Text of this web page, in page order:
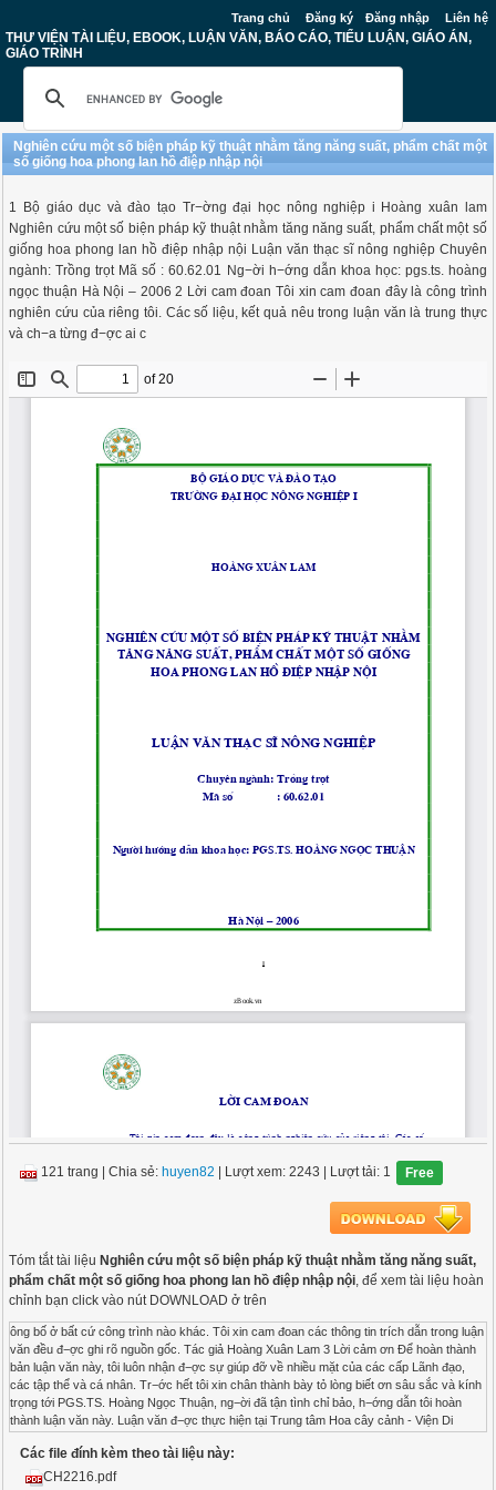
Trang chủ Đăng ký Đăng nhập Liên hệ
THƯ VIỆN TÀI LIỆU, EBOOK, LUẬN VĂN, BÁO CÁO, TIỂU LUẬN, GIÁO ÁN,
GIÁO TRÌNH
Nghiên cứu một số biện pháp kỹ thuật nhằm tăng năng suất, phẩm chất một
số giống hoa phong lan hồ điệp nhập nội
1 Bộ giáo dục và đào tạo Tr−ờng đại học nông nghiệp i Hoàng xuân lam
Nghiên cứu một số biện pháp kỹ thuật nhằm tăng năng suất, phẩm chất một số
giống hoa phong lan hồ điệp nhập nội Luận văn thạc sĩ nông nghiệp Chuyên
ngành: Trồng trọt Mã số : 60.62.01 Ng−ời h−ớng dẫn khoa học: pgs.ts. hoàng
ngọc thuận Hà Nội – 2006 2 Lời cam đoan Tôi xin cam đoan đây là công trình
nghiên cứu của riêng tôi. Các số liệu, kết quả nêu trong luận văn là trung thực
và ch−a từng đ−ợc ai c
121 trang |Chia sẻ: huyen82 | Lượt xem: 2243 | Lượt tải: 1 Free
Tóm tắt tài liệu Nghiên cứu một số biện pháp kỹ thuật nhằm tăng năng suất,
phẩm chất một số giống hoa phong lan hồ điệp nhập nội, để xem tài liệu hoàn
chỉnh bạn click vào nút DOWNLOAD ở trên
ông bố ở bất cứ công trình nào khác. Tôi xin cam đoan các thông tin trích dẫn trong luận văn đều đ−ợc ghi rõ nguồn gốc. Tác giả Hoàng Xuân Lam 3 Lời cảm ơn Để hoàn thành bản luận văn này, tôi luôn nhận đ−ợc sự giúp đỡ về nhiều mặt của các cấp Lãnh đạo, các tập thể và cá nhân. Tr−ớc hết tôi xin chân thành bày tỏ lòng biết ơn sâu sắc và kính trọng tới PGS.TS. Hoàng Ngọc Thuận, ng−ời đã tận tình chỉ bảo, h−ớng dẫn tôi hoàn thành luận văn này. Luận văn đ−ợc thực hiện tại Trung tâm Hoa cây cảnh - Viện Di truyền Nông nghiệp Việt Nam. Tại đây tôi đã nhận đ−ợc sự giúp đỡ của Ban lãnh đạo Viện Di truyền Nông nghiệp, Lãnh đạo và các cán bộ Trung tâm Hoa cây cảnh trong suốt quá trình học tập cũng nh− tiến trình thực hiện đề tài nghiên cứu. Tôi xin chân thành cảm ơn những sự giúp đỡ quý báu đó. Tôi xin gửi lời cảm ơn Lãnh đạo Tr−ờng Đại học Nông nghiệp I Hà Nội, Ban chủ nhiệm khoa Nông học, khoa sau Đại học, các Thầy Cô giáo trong bộ môn Rau - Hoa - Quả, khoa Nông học đã tạo mọi điều kiện và giúp đỡ tôi về kiến thức và chuyên môn trong suốt 2 năm học tập và làm luận văn. Cuối cùng tôi xin gửi lời cảm ơn chân thành và sâu sắc tới Gia đình, ng−ời thân và toàn thể bạn bè, đồng nghiệp đã cổ vũ, động viên, giúp đỡ tôi trong suốt quá trình học tập và nghiên cứu. Một lần nữa, tôi xin chân trọng cảm ơn! Hà Nội, tháng 8 năm 2006 Tác giả Hoàng Xuân Lam 4 Các chữ viết tắt trong luận văn Ph. C.cao CT CTTN ĐB ĐC ĐK TB Gr. ĐHNN I DTNN T.T TCN NN & PTNT Phalaenopsis Chiều cao Công thức Công thức thí nghiệm Độ bền Đối chứng Đ−ờng kính Trung bình Growmore Đại học Nông nghiệp I Di truyền Nông nghiệp Trung tâm Tr−ớc công nguyên Nông nghiệp và Phát triển Nông thôn 5 Danh mục bảng biểu Bảng 4.1. ảnh h−ởng của giá thể đến sinh tr−ởng của hoa phong lan Hồ điệp giai đoạn sau ống nghiệm.................................................. 48 Bảng 4.2: ảnh h−ởng của giá thể đến tốc độ tăng tr−ởng lá phong lan Hồ điệp giai đoạn sau ống nghiệm.................................................. 50 Bảng 4.3: ảnh h−ởng của phân bón lá đến tỷ lệ sống và tỷ lệ cây xuất v−ờn của cây con sau ống nghiệm........................................... 52 Bảng 4.4: ảnh h−ởng của phân bón lá đến sinh tr−ởng lá và rễ cây phong lan Hồ điệp sau ống nghiệm................................................. 54 Bảng 4.5. Đặc điểm sinh tr−ởng phát triển của hoa phong lan Hồ điệp nhập nội ở các nền giá thể khác nhau ............................................. 57 Bảng 4.6: ảnh h−ởng của giá thể đến tỷ lệ cây ra hoa và chất l−ợng hoa phong lan Hồ điệp .................................................................... 59 Bảng 4.7. ảnh h−ởng của nồng độ Pomior đến sự tăng tr−ởng lá của hoa phong lan Hồ điệp nhập nội ............................................... 61 Bảng 4.8. ảnh h−ởng của nồng độ Pomior đến tỷ lệ nở hoa và chất l−ợng hoa phong lan Hồ điệp nhập nội.................................... 65 Bảng 4.9: ảnh h−ởng của tỷ lệ phân bón lá Growmore đến khả năng phân hoá mầm hoa phong lan Hồ điệp............................................ 67 Bảng 4.10: ảnh h−ởng của tỷ lệ phân bón lá Growmore đến chất l−ợng hoa phong lan Hồ điệp .................................................................... 69 Bảng 4.11. ảnh h−ởng của loại phân bón lá đến khả năng sinh tr−ởng phát triển của hoa phong lan Hồ điệp nhập nội............................... 72 Bảng 4.12. ảnh h−ởng của loại phân bón đến tỷ lệ nở hoa và chất l−ợng hoa phong lan Hồ điệp nhập nội ..................................................... 74 Bảng 4.13: ảnh h−ởng của dung dịch cắm hoa đến chất l−ợng và độ bền hoa cắt.... 77 Bảng 4.14: Hiệu quả kinh tế của việc sử dụng các loại phân bón lá 6 cho hoa phong lan Hồ điệp.............................................................. 78 Danh mục đồ thị, biểu đồ Đồ thị 4.1a: Động thái tăng tr−ởng chiều dài lá.............................................. 51 Đồ thị 4.1b: Động thái tăng tr−ởng chiều rộng lá ........................................... 52 Đồ thị 4.2a: Tốc độ tăng tr−ởng chiều dài lá................................................... 55 Đồ thị 4.2b: Tốc độ tăng tr−ởng chiều rộng lá ................................................ 55 Biểu đồ 4.1: ảnh h−ởng của giá thể đến chiều cao cây .................................. 58 Đồ thị 4.3a: Động thái tăng tr−ởng chiều dài lá.............................................. 63 Đồ thị 4.3b: Động thái tăng tr−ởng chiều rộng lá ........................................... 64 Biểu đồ 4.2: ảnh h−ởng của nồng độ Pomior đến khả năng ra nụ và nở hoa của hoa phong lan Hồ điệp ..................................................... 66 Biểu đồ 4.3: ảnh h−ởng của tỷ lệ phân bón lá Growmore đến khả năng ra nụ và nở hoa của hoa phong lan Hồ điệp .................................. 68 Biểu đồ 4.4: ảnh h−ởng của tỷ lệ phân bón lá Growmore đến chiều cao cành hoa phong lan Hồ điệp ................................................... 70 Biểu đồ 4.5: ảnh h−ởng của loại phân bón lá đến sinh tr−ởng của hoa phong lan Hồ điệp .................................................................. 73 Biểu đồ 4.6: ảnh h−ởng của loại phân bón lá đến khả năng ra nụ và nở hoa của hoa phong lan Hồ điệp ..................................................... 75 Biểu đồ 4.7: ảnh h−ởng của dung dịch cắm hoa đến độ bền hoa cắt của hoa phong lan Hồ điệp............................................................ 78 7 Mục lục Lời cam đoan...................................................................................................... i Lời cảm ơn......................................................................................................... ii Danh mục chữ viết tắt.......................................................................................iii Danh mục bảng biểu......................................................................................... iv Danh mục đồ thị, biểu đồ .................................................................................. v Mục lục............................................................................................................. vi Phần I: Mở đầu ............................................................................................... 9 1.1. Đặt vấn đề................................................................................................ 9 1.2. Mục đích, yêu cầu của đề tài ................................................................. 11 1.2.1. Mục đích................................................................................................ 11 1.2.2. Yêu cầu.................................................................................................. 11 1.3. ý nghĩa khoa học và thực tiễn............................................................... 11 Phần II: Tổng quan tài liệu ................................................................. 12 2.1. Nguồn gốc, vị trí phân loại, giá trị kinh tế và sử dụng của cây hoa lan 12 2.2. Đặc điểm thực vật học........................................................................... 14 2.3. Yêu cầu ngoại cảnh ............................................................................... 17 2.4. Tình hình sản xuất và phát triển hoa lan trên thế giới và ở Việt Nam .. 24 2.5. Tình hình nghiên cứu cây hoa lan trên thế giới và ở Việt Nam................ 29 Phần 3: vật liệu, nội dung và ph−ơng pháp nghiên cứu ........ 41 3.1. Vật liệu nghiên cứu ............................................................................... 41 3.2. Nội dung nghiên cứu ............................................................................. 43 3.3. Ph−ơng pháp nghiên cứu ....................................................................... 45 3.4. Các chỉ tiêu theo dõi.............................................................................. 46 3.5. Xử lý số liệu .......................................................................................... 46 Phần IV: Kết quả nghiên cứu và thảo luận ................................ 47 4.1. Đánh giá tỷ lệ sống, khả năng sinh tr−ởng của giống hoa phong lan Hồ điệp giai đoạn sau ống nghiệm ....................................... 47 8 4.1.1. ảnh h−ởng của giá thể đến tỷ lệ sống của cây con sau ống nghiệm..... 47 4.1.2. ảnh h−ởng của giá thể đến tốc độ tăng tr−ởng lá lan Hồ điệp con giai đoạn sau ống nghiệm............................................................... 49 4.1.3. ảnh h−ởng của phân bón lá đến tỷ lệ sống và tỷ lệ xuất v−ờn của cây lan con sau ống nghiệm............................................................ 52 4.2. Nghiên cứu một số biện pháp kỹ thuật nhằm nâng cao năng suất, chất l−ợng hoa phong lan Hồ điệp nhập nội.......................................... 56 4.2.1. ảnh h−ởng của giá thể đến khả năng sinh tr−ởng, phát triển của hoa phong lan Hồ điệp nhập nội ..................................................... 56 4.2.2. ảnh h−ởng của phân bón lá đến sinh tr−ởng, phát triển của hoa phong lan Hồ điệp.................................................................... 61 4.3. Hiệu quả kinh tế của việc sử dụng các loại phân bón lá trong sản xuất hoa phong lan Hồ điệp................................................... 78 Phần V: Kết luận và đề nghị ............................................................... 81 5.1. Kết luận ................................................................................................. 81 5.2. Đề nghị .................................................................................................. 82 Tài liệu tham khảo ............................................................................... 83 9 Phần I Mở đầu 1.1. Đặt vấn đề Hoa chiếm một vị trí rất quan trọng trong đời sống tinh thần của con ng−ời. Hoa là một loại sản phẩm đặc biệt, vừa mang giá trị kinh tế lại vừa mang giá trị tinh thần. Khi xã hội ngày càng phát triển, cuộc sống con ng−ời ng
Các file đính kèm theo tài liệu này:
CH2216.pdf